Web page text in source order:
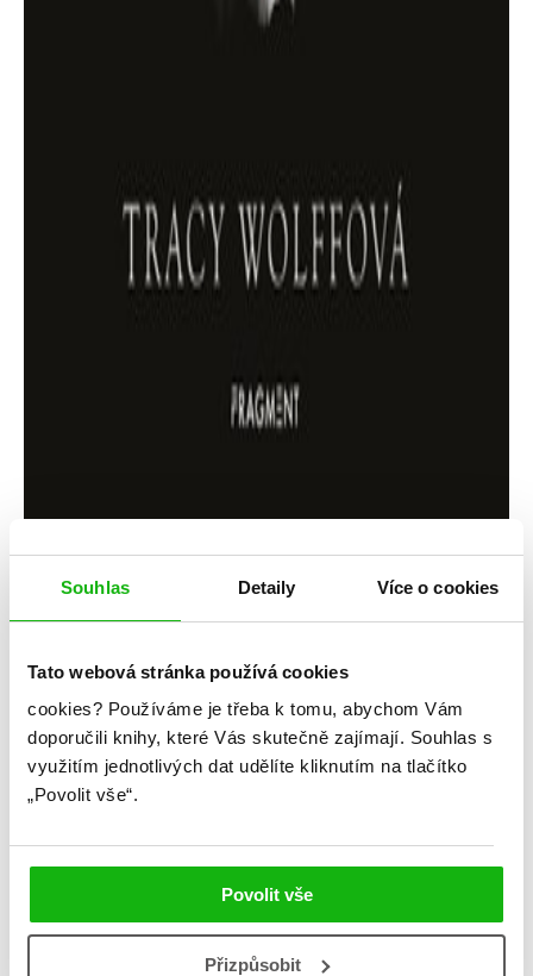
Souhlas Detaily Více o cookies
Tato webová stránka používá cookies
cookies? Používáme je třeba k tomu, abychom Vám
doporučili knihy, které Vás skutečně zajímají. Souhlas s
využitím jednotlivých dat udělíte kliknutím na tlačítko
„Povolit vše“.
Povolit vše
Přizpůsobit
Kategorie: young adult
Série: Touha
Touha
#protikladysepřitahují #touha
Romantický fantasy bestseller, který nadchne nejen